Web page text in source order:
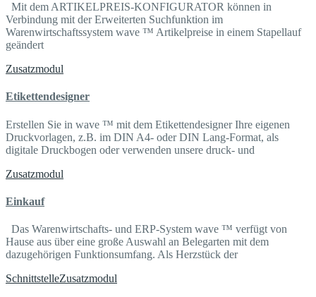
Mit dem ARTIKELPREIS-KONFIGURATOR können in
Verbindung mit der Erweiterten Suchfunktion im
Warenwirtschaftssystem wave ™ Artikelpreise in einem Stapellauf
geändert
Zusatzmodul
Etikettendesigner
Erstellen Sie in wave ™ mit dem Etikettendesigner Ihre eigenen
Druckvorlagen, z.B. im DIN A4- oder DIN Lang-Format, als
digitale Druckbogen oder verwenden unsere druck- und
Zusatzmodul
Einkauf
Das Warenwirtschafts- und ERP-System wave ™ verfügt von
Hause aus über eine große Auswahl an Belegarten mit dem
dazugehörigen Funktionsumfang. Als Herzstück der
SchnittstelleZusatzmodul